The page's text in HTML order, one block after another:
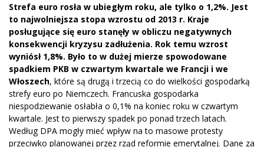
Strefa euro rosła w ubiegłym roku, ale tylko o 1,2%. Jest
to najwolniejsza stopa wzrostu od 2013 r. Kraje
posługujące się euro stanęły w obliczu negatywnych
konsekwencji kryzysu zadłużenia. Rok temu wzrost
wyniósł 1,8%. Było to w dużej mierze spowodowane
spadkiem PKB w czwartym kwartale we Francji i we
Włoszech, które są drugą i trzecią co do wielkości gospodarką
strefy euro po Niemczech. Francuska gospodarka
niespodziewanie osłabła o 0,1% na koniec roku w czwartym
kwartale. Jest to pierwszy spadek po ponad trzech latach.
Według DPA mogły mieć wpływ na to masowe protesty
przeciwko planowanej przez rząd reformie emerytalnej. Dane za